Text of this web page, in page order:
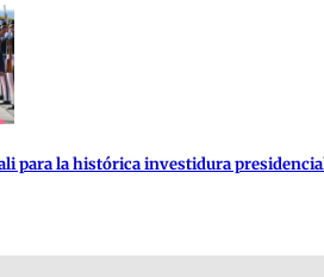
para la histórica investidura